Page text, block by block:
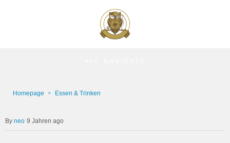
Homepage Essen & Trinken
neo 9 Jahren ago